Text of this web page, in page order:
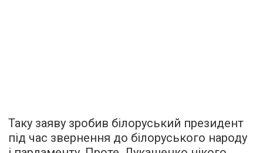
Таку заяву зробив білоруський президент
під час звернення до білоруського народу